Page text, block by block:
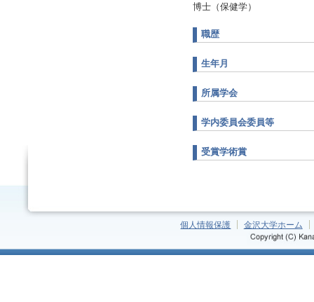
博士（保健学）
職歴
生年月
所属学会
学内委員会委員等
受賞学術賞
個人情報保護 金沢大学ホーム